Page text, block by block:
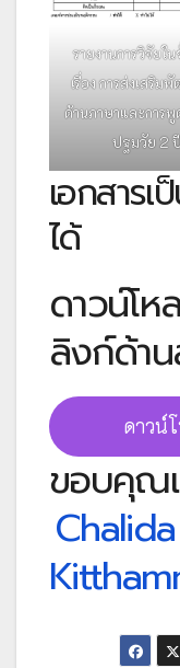
รายงานการวิจัยใ
เรื่อง การส่งเสริม
ด้านภาษาและการพู
ปฐมวัย 2
เอกสาร
ได้
ดาวน์โห
ลิงก์ด้า
ดาวน์
ขอบคุณ
Chalida